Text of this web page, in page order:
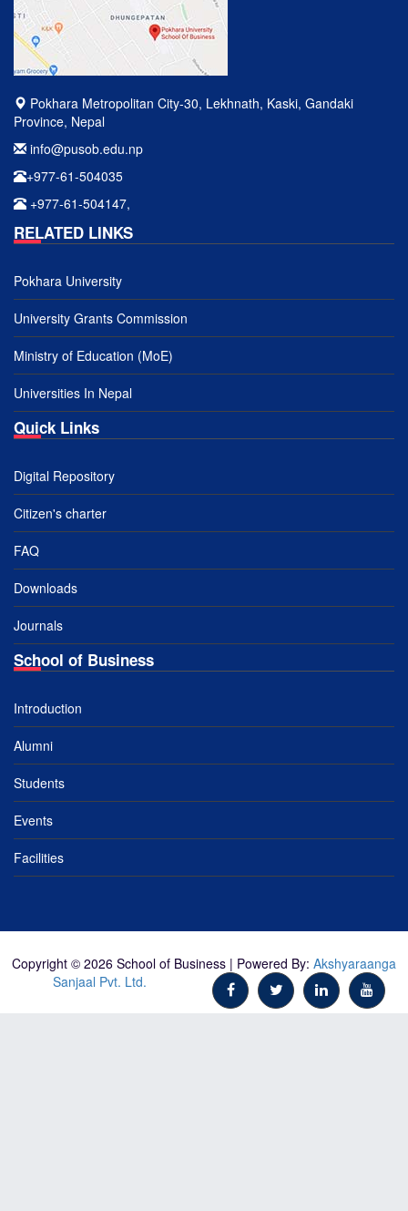
Pokhara Metropolitan City-30, Lekhnath, Kaski, Gandaki
Province, Nepal
info@pusob.edu.np
+977-61-504035
+977-61-504147,
RELATED LINKS
Pokhara University
University Grants Commission
Ministry of Education (MoE)
Universities In Nepal
Quick Links
Digital Repository
Citizen's charter
FAQ
Downloads
Journals
School of Business
Introduction
Alumni
Students
Events
Facilities
Copyright © 2026 School of Business | Powered By: Akshyaraanga
Sanjaal Pvt. Ltd.